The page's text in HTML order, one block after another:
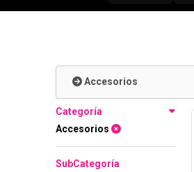
Accesorios
Categoría
Accesorios
SubCategoría